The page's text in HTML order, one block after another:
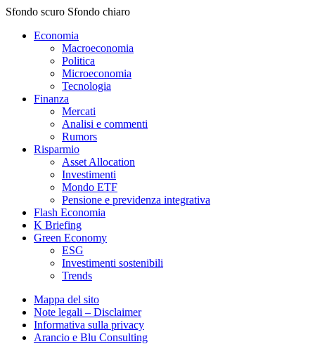
Sfondo scuro Sfondo chiaro
Economia
Macroeconomia
Politica
Microeconomia
Tecnologia
Finanza
Mercati
Analisi e commenti
Rumors
Risparmio
Asset Allocation
Investimenti
Mondo ETF
Pensione e previdenza integrativa
Flash Economia
K Briefing
Green Economy
ESG
Investimenti sostenibili
Trends
Mappa del sito
Note legali – Disclaimer
Informativa sulla privacy
Arancio e Blu Consulting